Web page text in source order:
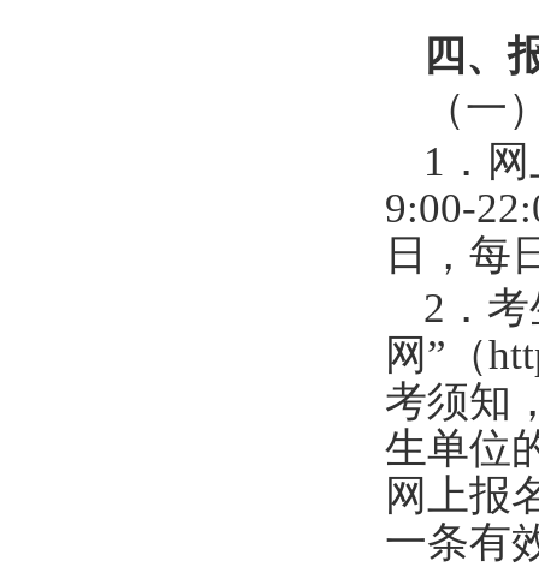
四、
（一
1 ．
9:00-
日，每
2 ．
网”（
考须知
生单位
网上报
一条有